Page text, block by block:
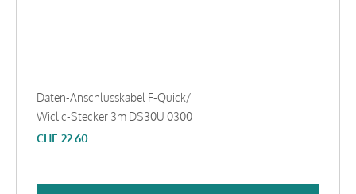
Daten-Anschlusskabel F-Quick/
Wiclic-Stecker 3m DS30U 0300
CHF 22.60